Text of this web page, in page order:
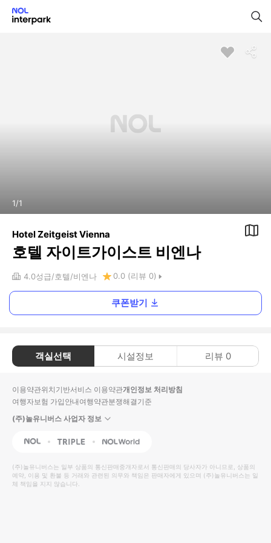
1/1
Hotel Zeitgeist Vienna
호텔 자이트가이스트 비엔나
4.0성급 호텔 비엔나 0.0 (리뷰 0)
쿠폰받기
객실선택 시설정보 리뷰 0
이용약관위치기반서비스 이용약관개인정보 처리방침
여행자보험 가입안내여행약관분쟁해결기준
(주)놀유니버스 사업자 정보
NOL Triple Interpark Global
(주)놀유니버스는 일부 상품의 통신판매중개자로서 통신판매의 당사자가 아니므로, 상품의
예약, 이용 및 환불 등 거래와 관련된 의무와 책임은 판매자에게 있으며 (주)놀유니버스는 일
체 책임을 지지 않습니다.